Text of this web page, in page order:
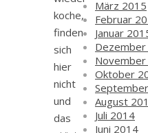
koche,
finden
sich
hier
nicht
und
das
März 2015
Februar
Januar
Oktober
August
Juli 2014
Juni 2014